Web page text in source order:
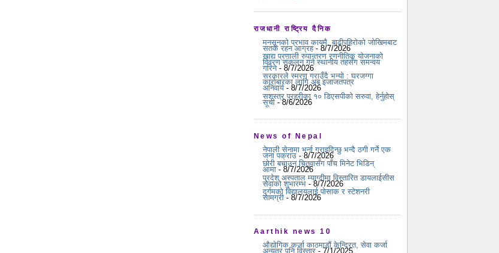
राजधानी राष्ट्रिय दैनिक
मनसुनको प्रभाव कायमै, बाढीपहिरोको जोखिमबाट
सतर्क रहन आग्रह- 8/7/2026
खाद्य प्रणाली रुपान्तरण रणनीतिक योजनाको
विवरण संकलन गर्न स्थानीय तहसँग समन्वय
गरिने- 8/7/2026
सरकारले स्मरण गराउँदै भन्यो : घरजग्गा
कारोबारका लागि अब इजाजतपत्र
अनिवार्य- 8/7/2026
सशस्त्र प्रहरीका १० डिएसपीको सरुवा, हेर्नुहोस्
सूची- 8/6/2026
News of Nepal
नेपाली सेनामा भर्ना गराइदिन्छु भन्दै ठगी गर्ने एक
जना पक्राउ - 8/7/2026
छोरी बचाउन चितुवासँग पाँच मिनेट भिडिन्
आमा - 8/7/2026
प्रदेश अस्पताल म्याग्दीमा विस्तारित डायलाईसीस
सेवाको शुभारम्भ - 8/7/2026
दुर्गमको विद्यालयलाई पोसाक र स्टेशनरी
सामग्री - 8/7/2026
Aarthik news 10
औद्योगिक कर्जा काठमाडौं केन्द्रित, सेवा कर्जा
अन्यत्र पनि विस्तार - 7/1/2025